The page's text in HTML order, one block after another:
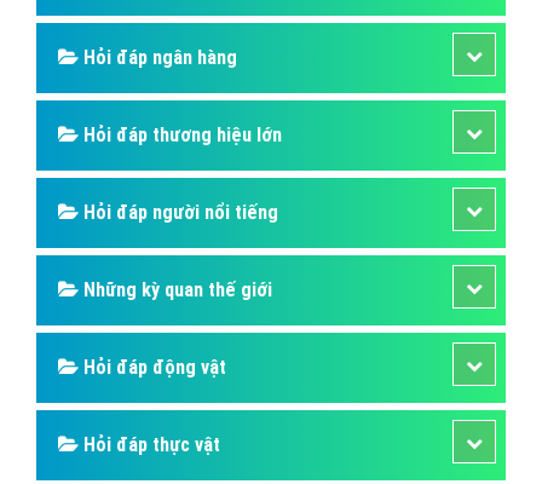
Hỏi đáp ngân hàng
Hỏi đáp thương hiệu lớn
Hỏi đáp người nổi tiếng
Những kỳ quan thế giới
Hỏi đáp động vật
Hỏi đáp thực vật